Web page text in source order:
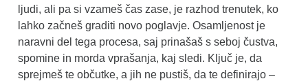
ljudi, ali pa si vzameš čas zase, je razhod trenutek, ko
lahko začneš graditi novo poglavje. Osamljenost je
naravni del tega procesa, saj prinašaš s seboj čustva,
spomine in morda vprašanja, kaj sledi. Ključ je, da
sprejmeš te občutke, a jih ne pustiš, da te definirajo –